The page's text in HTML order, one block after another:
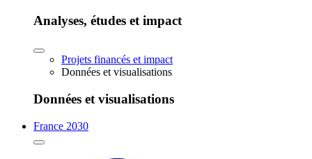
Analyses, études et impact
Projets financés et impact
Données et visualisations
Données et visualisations
France 2030